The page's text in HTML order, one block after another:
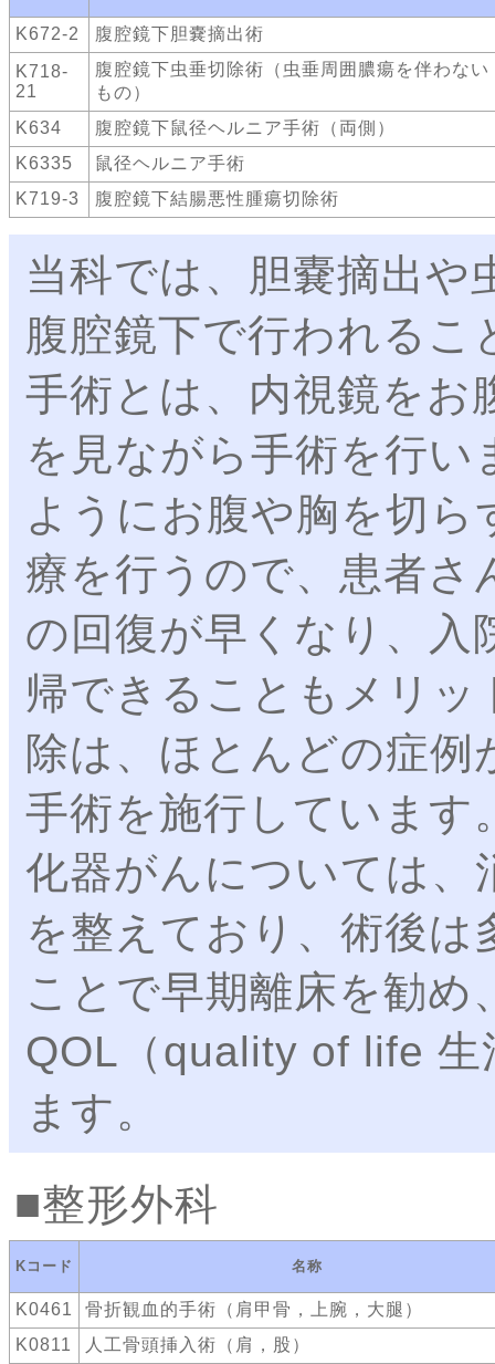
K672-2
腹腔鏡下胆嚢摘出術
K718-
21
腹腔鏡下虫垂切除術（虫垂周囲膿瘍を伴わない
もの）
K634
腹腔鏡下鼠径ヘルニア手術（両側）
K6335
鼠径ヘルニア手術
K719-3
腹腔鏡下結腸悪性腫瘍切除術
当科では、胆嚢摘出や
腹腔鏡下で行われる
手術とは、内視鏡をお
を見ながら手術を行い
ようにお腹や胸を切
療を行うので、患者さ
の回復が早くなり、入
帰できることもメリ
除は、ほとんどの症例
手術を施行しています
化器がんについては、
を整えており、術後
ことで早期離床を勧め
QOL（quality of life
ます。
整形外科
Kコード 名称
K0461
骨折観血的手術（肩甲骨，上腕，大腿）
K0811
人工骨頭挿入術（肩，股）